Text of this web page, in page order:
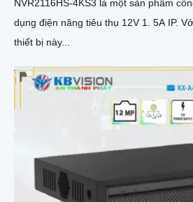
NVR2116HS-4KS3 là một sản phẩm
dụng điện năng tiêu thụ 12V 1. 5A IP. Với công nghệ nổi bật,
thiết bị này...